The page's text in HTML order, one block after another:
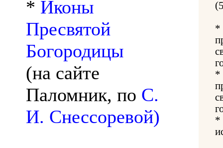
* Иконы
Пресвятой
Богородицы
(на сайте
Паломник, по С.
И. Снессоревой)
*
*
*